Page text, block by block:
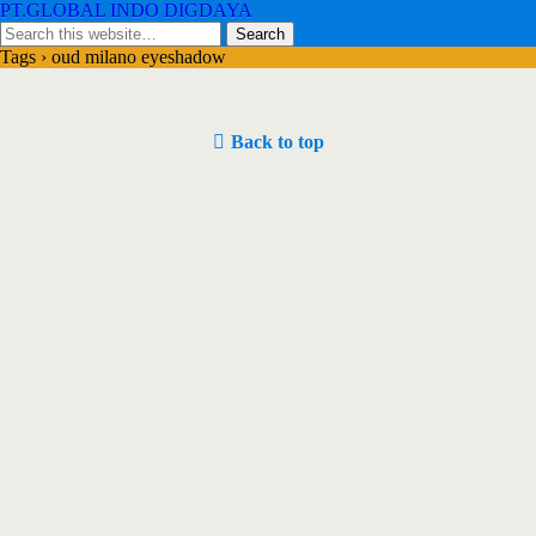
PT.GLOBAL INDO DIGDAYA
Tags › oud milano eyeshadow
Back to top